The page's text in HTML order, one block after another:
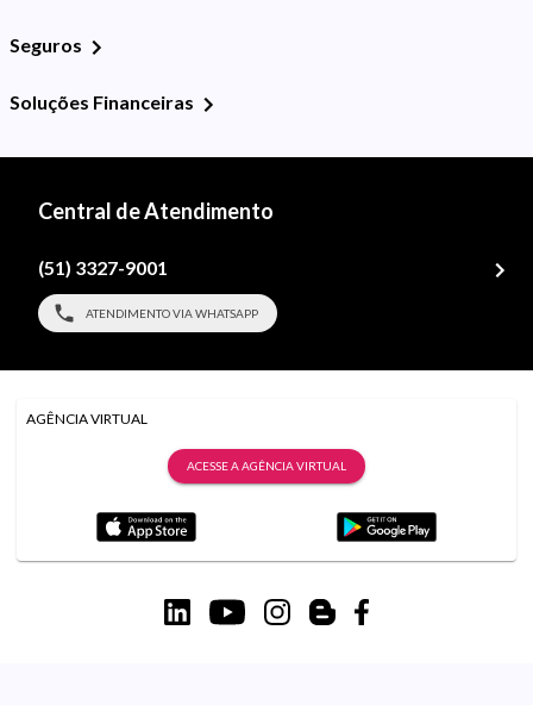
Seguros
Soluções Financeiras
Central de Atendimento
(51) 3327-9001
ATENDIMENTO VIA WHATSAPP
AGÊNCIA VIRTUAL
ACESSE A AGÊNCIA VIRTUAL